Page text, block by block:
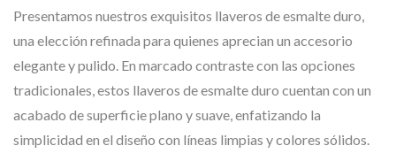
Presentamos nuestros exquisitos llaveros de esmalte duro,
una elección refinada para quienes aprecian un accesorio
elegante y pulido. En marcado contraste con las opciones
tradicionales, estos llaveros de esmalte duro cuentan con un
acabado de superficie plano y suave, enfatizando la
simplicidad en el diseño con líneas limpias y colores sólidos.